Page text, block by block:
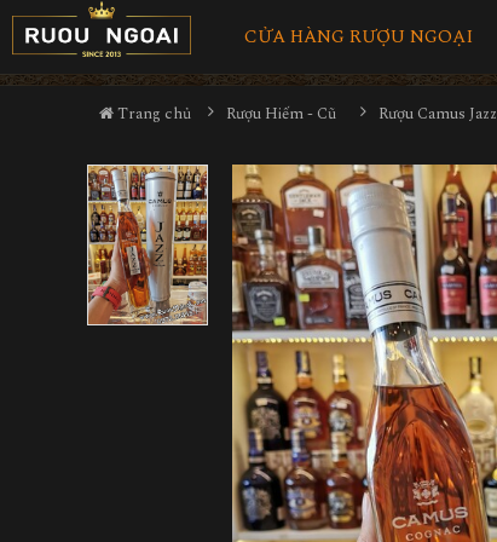
CỬA HÀNG RƯỢU NGOẠI
Trang chủ Rượu Hiếm - Cũ Rượu Camus Jazz